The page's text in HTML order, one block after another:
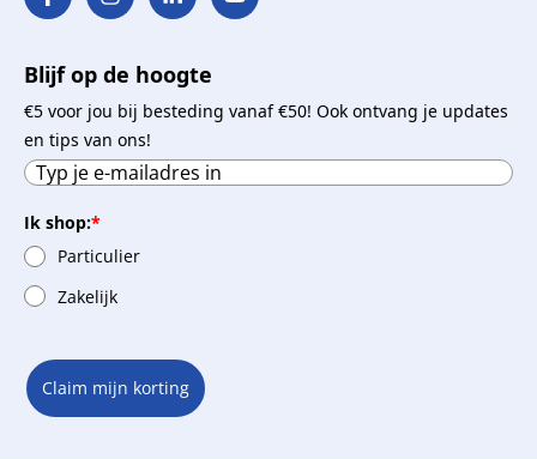
Blijf op de hoogte
€5 voor jou bij besteding vanaf €50! Ook ontvang je updates
en tips van ons!
Ik shop:*
Particulier
Zakelijk
Claim mijn korting